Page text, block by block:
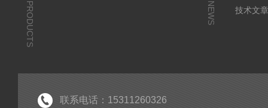
PRODUCTS NEWS
技术文
联系电话：15311260326